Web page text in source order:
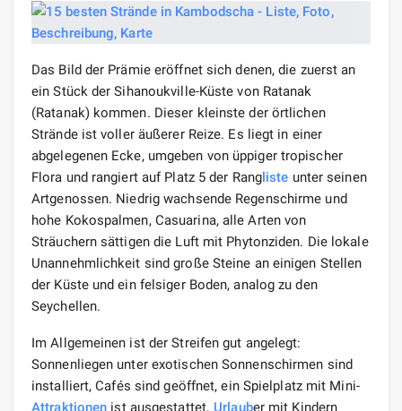
Das Bild der Prämie eröffnet sich denen, die zuerst an
ein Stück der Sihanoukville-Küste von Ratanak
(Ratanak) kommen. Dieser kleinste der örtlichen
Strände ist voller äußerer Reize. Es liegt in einer
abgelegenen Ecke, umgeben von üppiger tropischer
Flora und rangiert auf Platz 5 der Rangliste unter seinen
Artgenossen. Niedrig wachsende Regenschirme und
hohe Kokospalmen, Casuarina, alle Arten von
Sträuchern sättigen die Luft mit Phytonziden. Die lokale
Unannehmlichkeit sind große Steine ​​​​an einigen Stellen
der Küste und ein felsiger Boden, analog zu den
Seychellen.
Im Allgemeinen ist der Streifen gut angelegt:
Sonnenliegen unter exotischen Sonnenschirmen sind
installiert, Cafés sind geöffnet, ein Spielplatz mit Mini-
Attraktionen ist ausgestattet. Urlauber mit Kindern